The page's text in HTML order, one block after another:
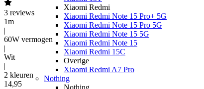
Xiaomi Redmi
Xiaomi Redmi Note 15 Pro+ 5G
Xiaomi Redmi Note 15 Pro 5G
Xiaomi Redmi Note 15 5G
Xiaomi Redmi Note 15
Xiaomi Redmi 15C
Overige
Xiaomi Redmi A7 Pro
Nothing
Nothing
3 reviews
1m
|
60W vermogen
|
Wit
|
2 kleuren
14,95